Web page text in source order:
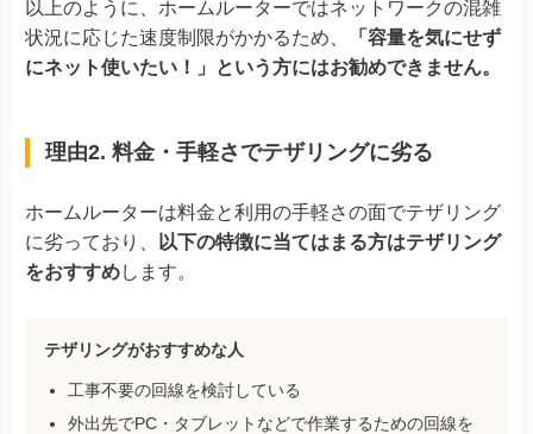
以上のように、ホームルーターではネットワークの混雑
状況に応じた速度制限がかかるため、
「容量を気にせず
にネット使いたい！」という方にはお勧めできません。
理由2. 料金・手軽さでテザリングに劣る
ホームルーターは料金と利用の手軽さの面でテザリング
に劣っており、
以下の特徴に当てはまる方はテザリング
をおすすめします。
テザリングがおすすめな人
工事不要の回線を検討している
外出先でPC・タブレットなどで作業するための回線を